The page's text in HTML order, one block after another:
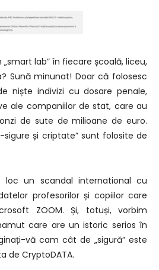
lab” în fiecare școală, liceu,
Sună minunat! Doar că folosesc
niște indivizi cu dosare penale,
ale companiilor de stat, care au
de sute de milioane de euro.
sigure și criptate” sunt folosite de
un scandal international cu
profesorilor și copiilor care
ZOOM. Și, totuși, vorbim
care are un istoric serios în
vă cam cât de „sigură” este
de CryptoDATA.